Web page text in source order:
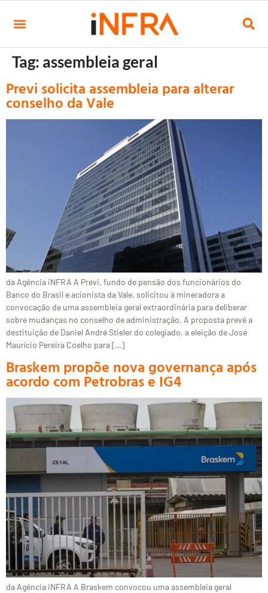
Tag: assembleia geral
Previ solicita assembleia para alterar
conselho da Vale
da Agência iNFRA A Previ, fundo de pensão dos funcionários do
Banco do Brasil e acionista da Vale, solicitou à mineradora a
convocação de uma assembleia geral extraordinária para deliberar
sobre mudanças no conselho de administração. A proposta prevê a
destituição de Daniel André Stieler do colegiado, a eleição de José
Maurício Pereira Coelho para […]
Braskem propõe nova governança após
acordo com Petrobras e IG4
da Agência iNFRA A Braskem convocou uma assembleia geral